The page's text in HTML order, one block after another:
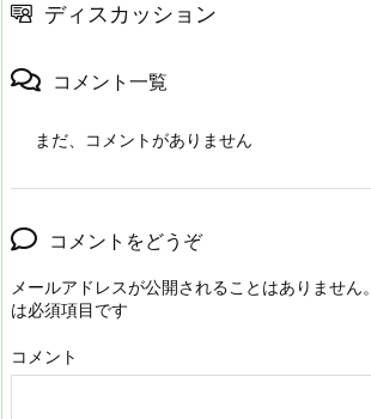
ディスカッション
コメント一覧
まだ、コメントがありません
コメントをどうぞ
メールアドレスが公開されることはありません。
は必須項目です
コメント